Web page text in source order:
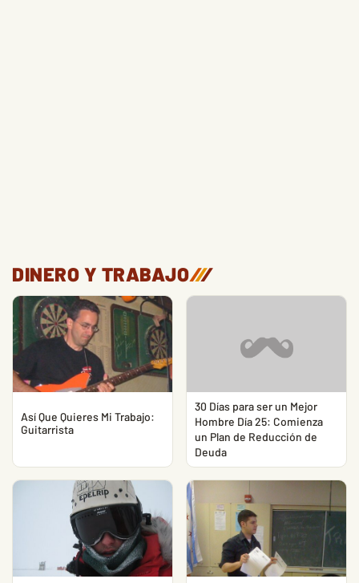
DINERO Y TRABAJO///
Así Que Quieres Mi Trabajo:
Guitarrista
30 Días para ser un Mejor
Hombre Día 25: Comienza
un Plan de Reducción de
Deuda